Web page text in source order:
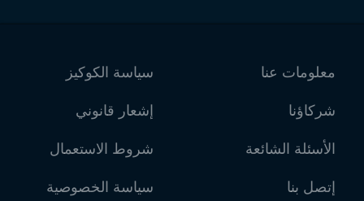
معلومات عنا
شركاؤنا
الأسئلة الشائعة
إتصل بنا
سياسة الكوكيز
إشعار قانوني
شروط الاستعمال
سياسة الخصوصية